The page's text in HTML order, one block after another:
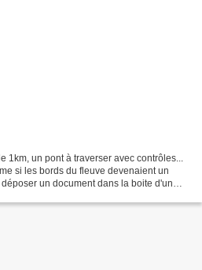
1km, un pont à traverser avec contrôles...
si les bords du fleuve devenaient un
un document dans la boite d'un